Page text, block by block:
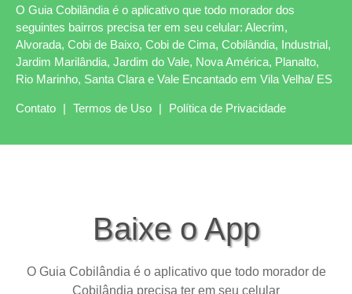
O Guia Cobilândia é o aplicativo que todo morador dos
seguintes bairros precisa ter em seu celular: Alecrim,
Alvorada, Cobi de Baixo, Cobi de Cima, Cobilândia, Industrial,
Jardim Marilândia, Jardim do Vale, Nova América, Planalto,
Rio Marinho, Santa Clara e Vale Encantado em Vila Velha/ ES
Contato | Termos de Uso | Política de Privacidade
Baixe o App
O Guia Cobilândia é o aplicativo que todo morador de
Cobilândia precisa ter em seu celular